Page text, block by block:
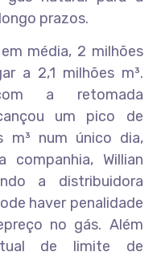
prazos.
média, 2 milhões
a 2,1 milhões m³.
a retomada
um pico de
m³ num único dia,
Willian
a distribuidora
haver penalidade
no gás. Além
de limite de